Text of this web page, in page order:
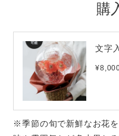
購
文字
※季節の旬で新鮮なお花